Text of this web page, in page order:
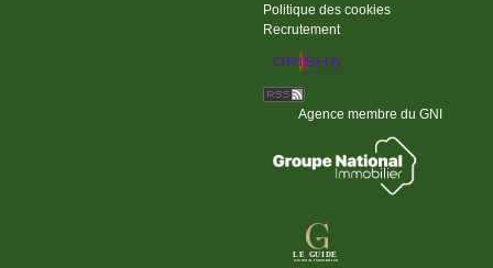
Politique des cookies
Recrutement
Agence membre du GNI